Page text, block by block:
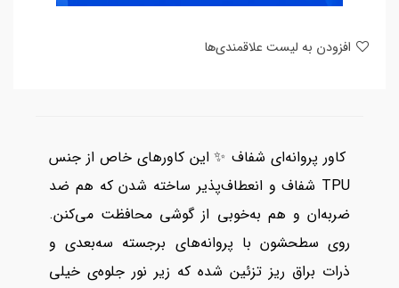
کاور پروانه‌ای شفاف ✨ این کاورهای خاص از جنس
TPU شفاف و انعطاف‌پذیر ساخته شدن که هم ضد
ضربه‌ان و هم به‌خوبی از گوشی محافظت می‌کنن.
روی سطحشون با پروانه‌های برجسته سه‌بعدی و
ذرات براق ریز تزئین شده که زیر نور جلوه‌ی خیلی